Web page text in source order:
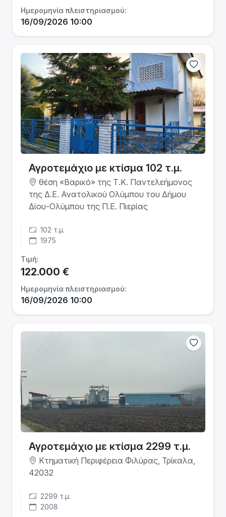
Ημερομηνία πλειστηριασμού:
16/09/2026 10:00
Αγροτεμάχιο με κτίσμα 102 τ.μ.
θέση «Βαρικό» της Τ.Κ. Παντελεήμονος
της Δ.Ε. Ανατολικού Ολύμπου του Δήμου
Δίου-Ολύμπου της Π.Ε. Πιερίας
102 τ.μ.
1975
Τιμή:
122.000 €
Ημερομηνία πλειστηριασμού:
16/09/2026 10:00
Αγροτεμάχιο με κτίσμα 2299 τ.μ.
Κτηματική Περιφέρεια Φιλύρας, Τρίκαλα,
42032
2299 τ.μ.
2008